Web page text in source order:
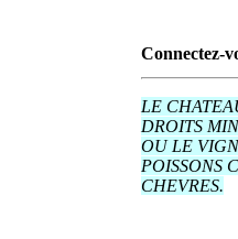
Connectez-
LE
DROITS
OU LE
POISSONS
CHEVRES.